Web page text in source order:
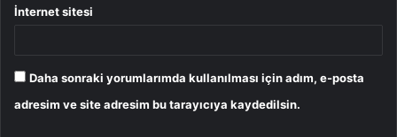
İnternet sitesi
Daha sonraki yorumlarımda kullanılması için adım, e-posta
adresim ve site adresim bu tarayıcıya kaydedilsin.